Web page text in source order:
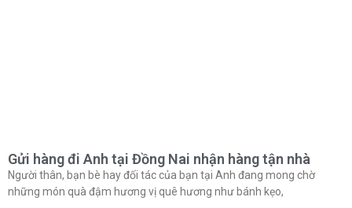
Gửi hàng đi Anh tại Đồng Nai nhận hàng tận nhà
Người thân, bạn bè hay đối tác của bạn tại Anh đang mong chờ
những món quà đậm hương vị quê hương như bánh kẹo,